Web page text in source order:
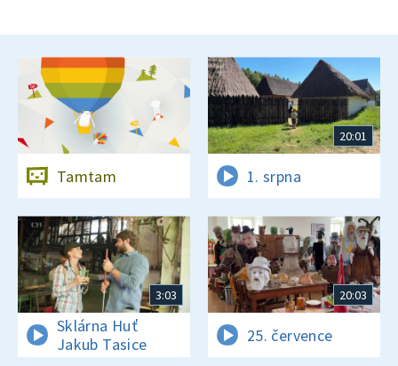
Tamtam
20:01
1. srpna
3:03
Sklárna Huť
Jakub Tasice
20:03
25. července